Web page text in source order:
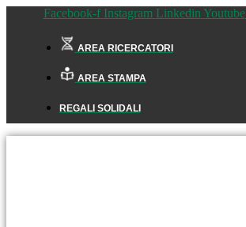
Facebook-f Instagram Linkedin Youtube
AREA RICERCATORI
AREA STAMPA
REGALI SOLIDALI